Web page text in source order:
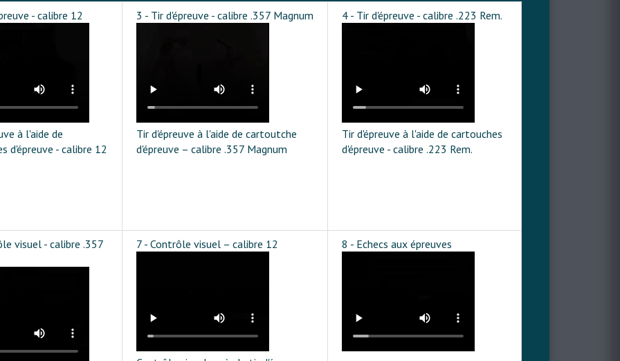
- calibre 12
à l'aide de
d'épreuve - calibre 12
3 - Tir d'épreuve - calibre .357 Magnum
Tir d'épreuve à l'aide de cartoutche
d'épreuve – calibre .357 Magnum
4 - Tir d'épreuve - calibre .223 Rem.
Tir d'épreuve à l'aide de cartouches
d'épreuve - calibre .223 Rem.
visuel - calibre .357
7 - Contrôle visuel – calibre 12 8 - Echecs aux épreuves